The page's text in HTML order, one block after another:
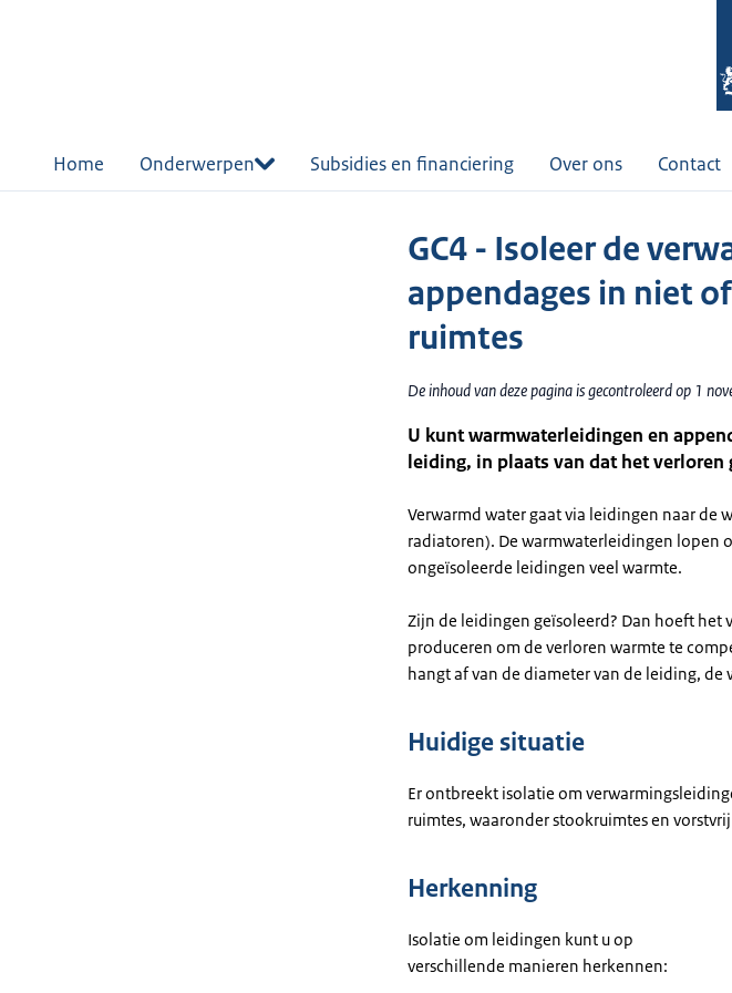
Home Onderwerpen Subsidies en financiering Over ons Contact
GC4 - Isoleer de
appendages in niet
ruimtes
De inhoud van deze pagina is gecontroleerd op 1
U kunt warmwaterleidingen en
leiding, in plaats van dat het verloren
Verwarmd water gaat via leidingen naar
radiatoren). De warmwaterleidingen lopen
ongeïsoleerde leidingen veel warmte.
Zijn de leidingen geïsoleerd? Dan hoeft het
produceren om de verloren warmte te
hangt af van de diameter van de leiding,
Huidige situatie
Er ontbreekt isolatie om
ruimtes, waaronder stookruimtes en
Herkenning
Isolatie om leidingen kunt u op
verschillende manieren herkennen: